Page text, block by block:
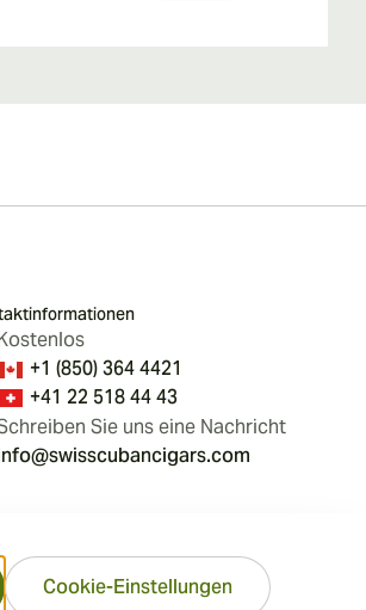
Cookie-Einstellungen
+1 (850) 364 4421
+41 22 518 44 43
Sie uns eine Nachricht